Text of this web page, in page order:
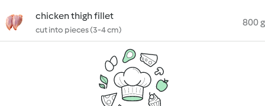
chicken thigh fillet
cut into pieces (3-4 cm)
800 g